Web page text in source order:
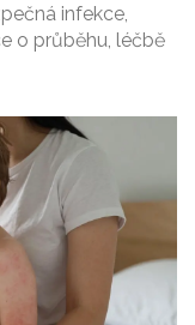
infekce,
o průběhu, léčbě